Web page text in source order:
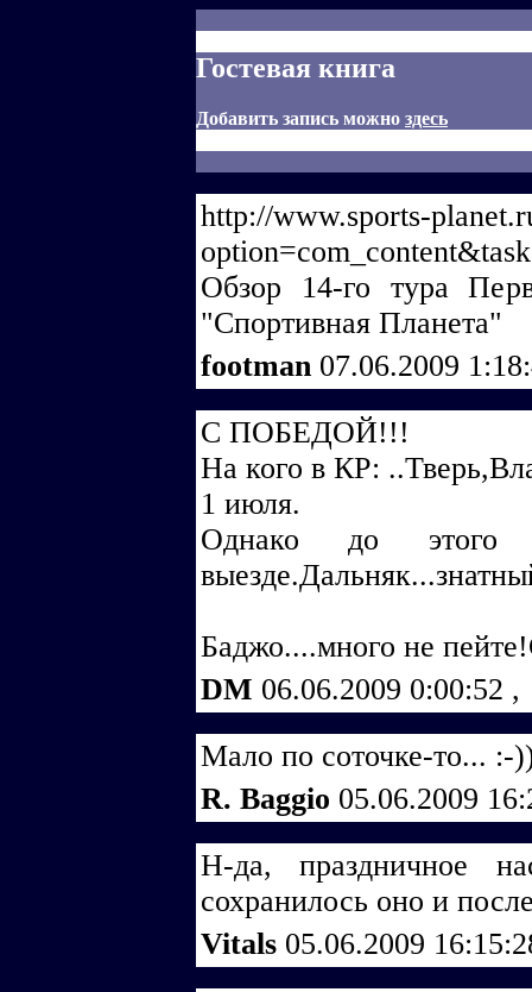
Гостевая книга
Добавить запись можно здесь
http://www.sports-
Обзор 14-го тура
"Спортивная Планета"
footman 07.06.2009
С ПОБЕДОЙ!!!
На кого в КР:
1 июля.
Однако до
Баджо....много не
DM 06.06.2009 0:00:52 ,
Мало по соточке-то... :-
R. Baggio 05.06.2009
Н-да, праздничное
сохранилось оно и
Vitals 05.06.2009